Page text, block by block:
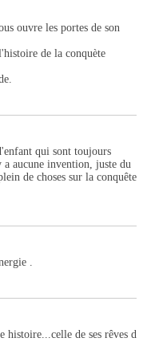
ouvre les portes de son
de la conquète
qui sont toujours
a aucune invention, juste du
de choses sur la conquête
.
histoire...celle de ses rêves d